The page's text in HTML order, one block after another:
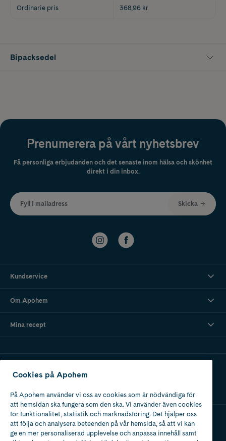
Ordinarie pris 368,96 kr
Bipacksedel
Prenumerera på vårt nyhetsbrev
Få personliga erbjudanden och det senaste inom hälsa och skönhet
direkt i din inbox.
Fyll i mailadress Skicka
Kundservice
Om Apohem
Mina recept
Apotek med tillstånd
av Läkemedelsverket
Cookies på Apohem
På Apohem använder vi oss av cookies som är nödvändiga för
att hemsidan ska fungera som den ska. Vi använder även cookies
för funktionalitet, statistik och marknadsföring. Det hjälper oss
att följa och analysera beteenden på vår hemsida, så att vi kan
ge en mer personaliserad upplevelse och anpassa innehåll samt